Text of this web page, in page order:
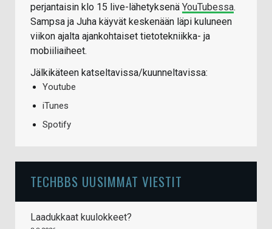
perjantaisin klo 15 live-lähetyksenä YouTubessa.
Sampsa ja Juha käyvät keskenään läpi kuluneen
viikon ajalta ajankohtaiset tietotekniikka- ja
mobiiliaiheet.
Jälkikäteen katseltavissa/kuunneltavissa:
Youtube
iTunes
Spotify
TECHBBS UUSIMMAT VIESTIT
Laadukkaat kuulokkeet?